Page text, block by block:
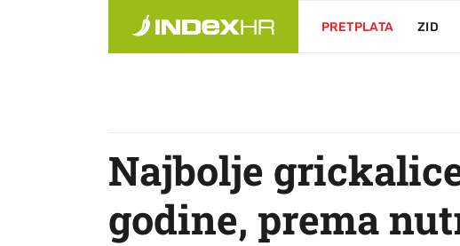
PRETPLATA ZID
Najbolje
godine, prema